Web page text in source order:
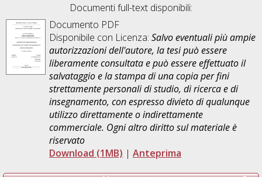
Documenti full-text disponibili:
Documento PDF
Disponibile con Licenza: Salvo eventuali più ampie
autorizzazioni dell'autore, la tesi può essere
liberamente consultata e può essere effettuato il
salvataggio e la stampa di una copia per fini
strettamente personali di studio, di ricerca e di
insegnamento, con espresso divieto di qualunque
utilizzo direttamente o indirettamente
commerciale. Ogni altro diritto sul materiale è
riservato
Download (1MB) | Anteprima